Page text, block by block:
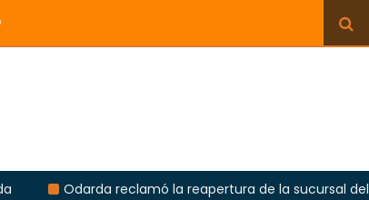
Odarda reclamó la reapertura de la sucursal del Correo